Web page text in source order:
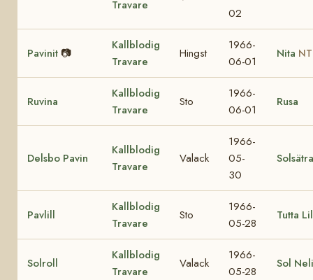
Travare
02
Pavinit 📷
Kallblodig
Travare
Hingst
1966-
06-01
Nita
Ruvina
Kallblodig
Travare
Sto
1966-
06-01
Rusa
Delsbo Pavin
Kallblodig
Travare
Valack
1966-
05-
30
Solsätra
Pavlill
Kallblodig
Travare
Sto
1966-
05-28
Tutta
Solroll
Kallblodig
Travare
Valack
1966-
05-28
Sol Neli